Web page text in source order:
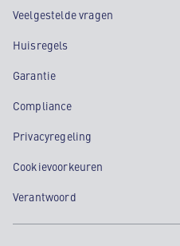
Veelgestelde vragen
Huisregels
Garantie
Compliance
Privacyregeling
Cookievoorkeuren
Verantwoord